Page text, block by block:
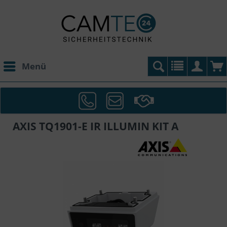
Menü
AXIS TQ1901-E IR ILLUMIN KIT A